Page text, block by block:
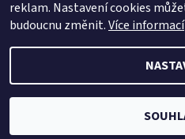
Zboží.cz |
2026 © AZ ZOO,
Vytvořil
reklam. Nastavení cookies
budoucnu změnit.Více informací